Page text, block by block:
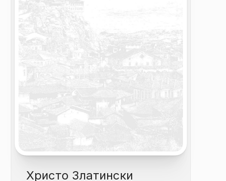
Христо Златински